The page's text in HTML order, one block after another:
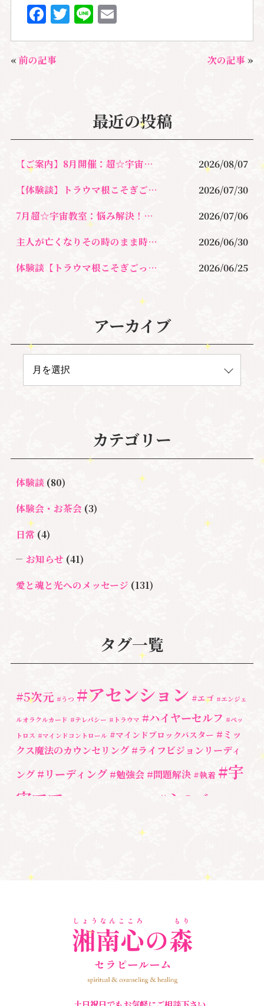
F
a
c
e
k
T
w
Li
n
E
m
« 前の記事 次の記事 »
最近の投稿
【ご案内】8月開催：超☆宇宙教室 〜宇宙の視点で、悩みを軽やかに解決する
2026/08/07
【体験談】トラウマ根こそぎごっそり除去＆オラクルカードリーディングセッション
2026/07/30
7月超☆宇宙教室：悩み解決！新しい自分に出会う心が軽くなるレッスン
2026/07/06
主人が亡くなりその時のまま時が止まり今、心が限界に涙を流すのさえ止めて生きてきた
2026/06/30
体験談【トラウマ根こそぎごっそりセラピー】執着を手放す
2026/06/25
アーカイブ
カテゴリー
体験談(80)
体験会・お茶会(3)
日常 (4)
お知らせ (41)
愛と魂と光へのメッセージ (131)
亡くなった方に出会うセッション(ミディアムシッ
個人セッション(65)
養成講座(72)
勉強会・セミナー(55)
セミナー情報(17)
タグ一覧
#5次元 #うつ #アセンション #エゴ #エンジェ
ルオラクルカード #テレパシー #トラウマ #ハイヤーセルフ #ペッ
トロス #マインドコントロール #マインドブロックバスター #ミッ
クス魔法のカウンセリング #ライフビジョンリーディ
ング #リーディング #勉強会 #問題解決 #執着 #宇
宙ママ
#心のブロッ
アセンション
＃エンジェルオラク
ックバスター ＃マインドブロックバ
スター養成講座 ＃マタニティーセラピー
＃心のブロック ＃超宇宙教室